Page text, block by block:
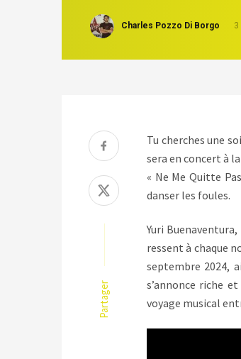
Charles Pozzo Di Borgo 3
Partager
Tu cherches une
sera en concert à
« Ne Me Quitte
danser les foules.
Yuri
ressent à chaque
septembre 2024,
s’annonce riche
voyage musical